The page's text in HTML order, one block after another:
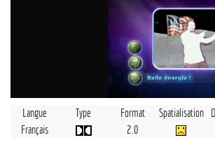
Langue Type Format Spatialisation
Français
2.0